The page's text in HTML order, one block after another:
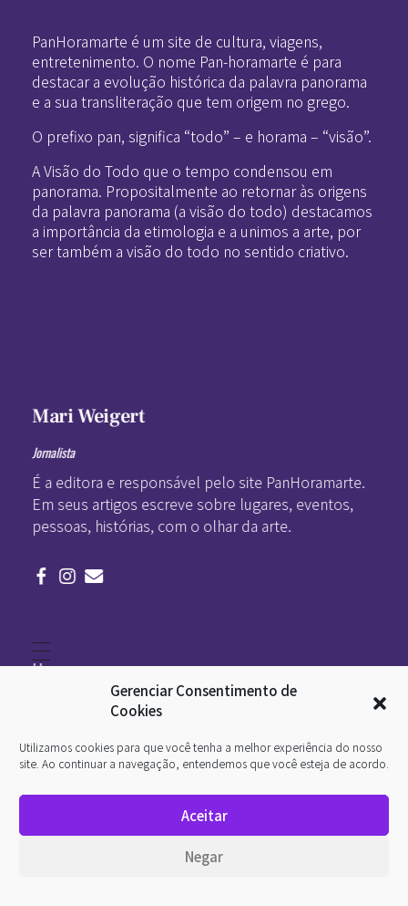
Gerenciar Consentimento de
Cookies
Utilizamos cookies para que você tenha a melhor experiência do nosso
site. Ao continuar a navegação, entendemos que você esteja de acordo.
Aceitar
Negar
PanHoramarte é um site de cultura, viagens,
entretenimento. O nome Pan-horamarte é para
destacar a evolução histórica da palavra panorama
e a sua transliteração que tem origem no grego.
O prefixo pan, significa “todo” – e horama – “visão”.
A Visão do Todo que o tempo condensou em
panorama. Propositalmente ao retornar às origens
da palavra panorama (a visão do todo) destacamos
a importância da etimologia e a unimos a arte, por
ser também a visão do todo no sentido criativo.
Mari Weigert
Jornalista
É a editora e responsável pelo site PanHoramarte.
Em seus artigos escreve sobre lugares, eventos,
pessoas, histórias, com o olhar da arte.
Home
Arte
O que é arte
InternetArt
Quem somos
viajamos nessa poética. Todos os direitos reservados